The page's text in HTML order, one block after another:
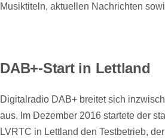
Musiktiteln, aktuellen Nachrichten
DAB+-Start in Lettland
Digitalradio DAB+ breitet sich
aus. Im Dezember 2016 startete der
LVRTC in Lettland den Testbetrieb,